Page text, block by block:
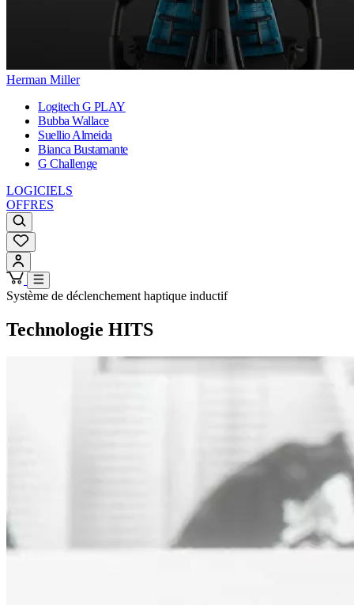
Herman Miller
Logitech G PLAY
Bubba Wallace
Suellio Almeida
Bianca Bustamante
G Challenge
LOGICIELS
OFFRES
Système de déclenchement haptique inductif
Technologie HITS